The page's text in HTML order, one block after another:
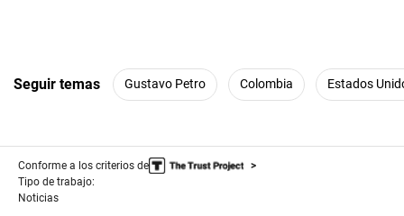
Seguir temas Gustavo Petro Colombia Estados
Conforme a los criterios de
Tipo de trabajo:
Noticias